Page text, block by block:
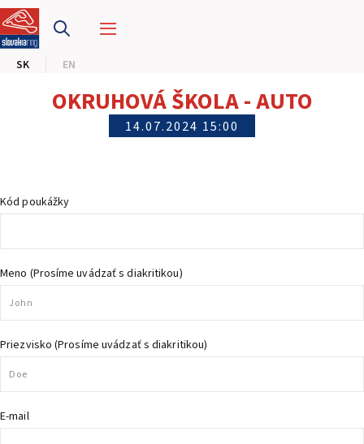
SK EN
PRETEKÁRSKY OKRUH
CENTRUM BEZPEČNEJ JAZDY
KALENDÁR
SK
EN
MAPA STRÁNKY
E-SHOP A VSTUPENKY
PRE FIRMY
PODUJATIA 2026
KONTAKTY
OKRUHOVÁ ŠKOLA - AUTO
14.07.2024 15:00
Kód poukážky
Meno (Prosíme uvádzať s diakritikou)
Priezvisko (Prosíme uvádzať s diakritikou)
E-mail